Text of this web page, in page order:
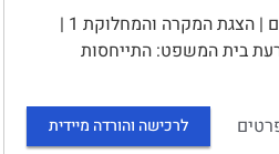
בש"פ 6071-17 מדינת ישראל נ. פישר רונאל | ניתוח פסק דין | תוכן עניינים | הצגת המקרה והמחלוקת 1 |
(מדינת ישראל) 2 | תמצית טיעוני המשיבים (ההגנה) 2 | הכרעת בית המשפט: התייחסות
לרכישה והורדה מיידית